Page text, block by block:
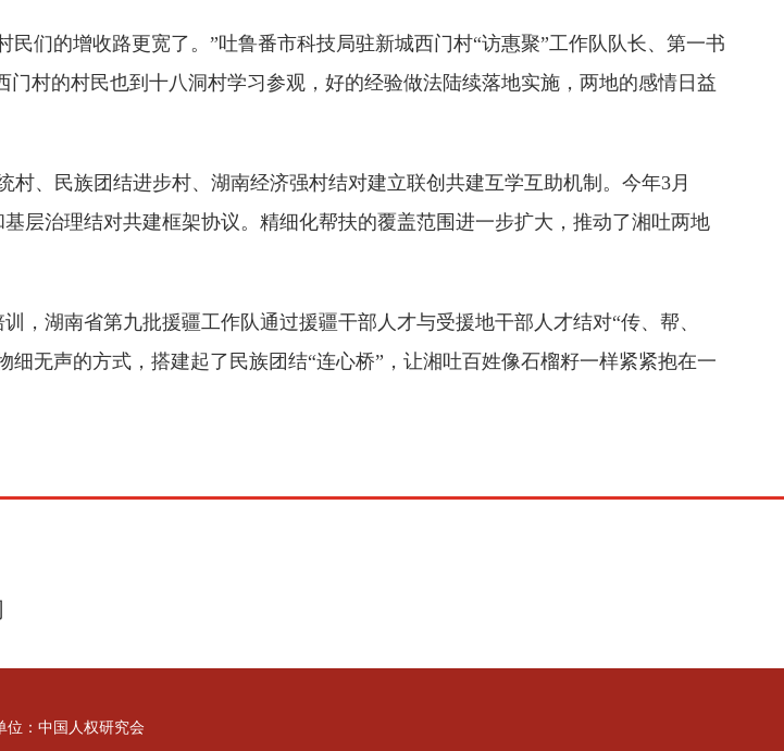
们的增收路更宽了。”吐鲁番市科技局驻新城西门村“访惠聚”工作队队长、第一书
村的村民也到十八洞村学习参观，好的经验做法陆续落地实施，两地的感情日益
、民族团结进步村、湖南经济强村结对建立联创共建互学互助机制。今年3月
层治理结对共建框架协议。精细化帮扶的覆盖范围进一步扩大，推动了湘吐两地
，湖南省第九批援疆工作队通过援疆干部人才与受援地干部人才结对“传、帮、
无声的方式，搭建起了民族团结“连心桥”，让湘吐百姓像石榴籽一样紧紧抱在一
位：中国人权研究会